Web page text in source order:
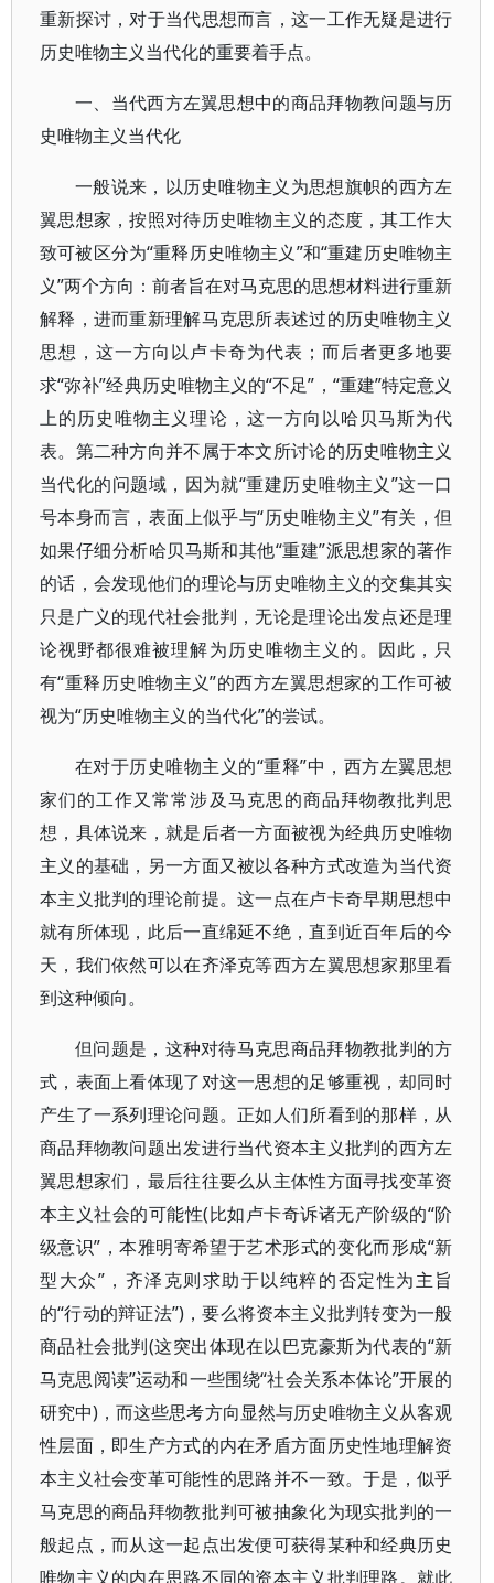
重新探讨，对于当代思想而言，这一工作无疑是进行
历史唯物主义当代化的重要着手点。
一、当代西方左翼思想中的商品拜物教问题与历
史唯物主义当代化
一般说来，以历史唯物主义为思想旗帜的西方左
翼思想家，按照对待历史唯物主义的态度，其工作大
致可被区分为“重释历史唯物主义”和“重建历史唯物主
义”两个方向：前者旨在对马克思的思想材料进行重新
解释，进而重新理解马克思所表述过的历史唯物主义
思想，这一方向以卢卡奇为代表；而后者更多地要
求“弥补”经典历史唯物主义的“不足”，“重建”特定意义
上的历史唯物主义理论，这一方向以哈贝马斯为代
表。第二种方向并不属于本文所讨论的历史唯物主义
当代化的问题域，因为就“重建历史唯物主义”这一口
号本身而言，表面上似乎与“历史唯物主义”有关，但
如果仔细分析哈贝马斯和其他“重建”派思想家的著作
的话，会发现他们的理论与历史唯物主义的交集其实
只是广义的现代社会批判，无论是理论出发点还是理
论视野都很难被理解为历史唯物主义的。因此，只
有“重释历史唯物主义”的西方左翼思想家的工作可被
视为“历史唯物主义的当代化”的尝试。
在对于历史唯物主义的“重释”中，西方左翼思想
家们的工作又常常涉及马克思的商品拜物教批判思
想，具体说来，就是后者一方面被视为经典历史唯物
主义的基础，另一方面又被以各种方式改造为当代资
本主义批判的理论前提。这一点在卢卡奇早期思想中
就有所体现，此后一直绵延不绝，直到近百年后的今
天，我们依然可以在齐泽克等西方左翼思想家那里看
到这种倾向。
但问题是，这种对待马克思商品拜物教批判的方
式，表面上看体现了对这一思想的足够重视，却同时
产生了一系列理论问题。正如人们所看到的那样，从
商品拜物教问题出发进行当代资本主义批判的西方左
翼思想家们，最后往往要么从主体性方面寻找变革资
本主义社会的可能性(比如卢卡奇诉诸无产阶级的“阶
级意识”，本雅明寄希望于艺术形式的变化而形成“新
型大众”，齐泽克则求助于以纯粹的否定性为主旨
的“行动的辩证法”)，要么将资本主义批判转变为一般
商品社会批判(这突出体现在以巴克豪斯为代表的“新
马克思阅读”运动和一些围绕“社会关系本体论”开展的
研究中)，而这些思考方向显然与历史唯物主义从客观
性层面，即生产方式的内在矛盾方面历史性地理解资
本主义社会变革可能性的思路并不一致。于是，似乎
马克思的商品拜物教批判可被抽象化为现实批判的一
般起点，而从这一起点出发便可获得某种和经典历史
唯物主义的内在思路不同的资本主义批判理路。就此